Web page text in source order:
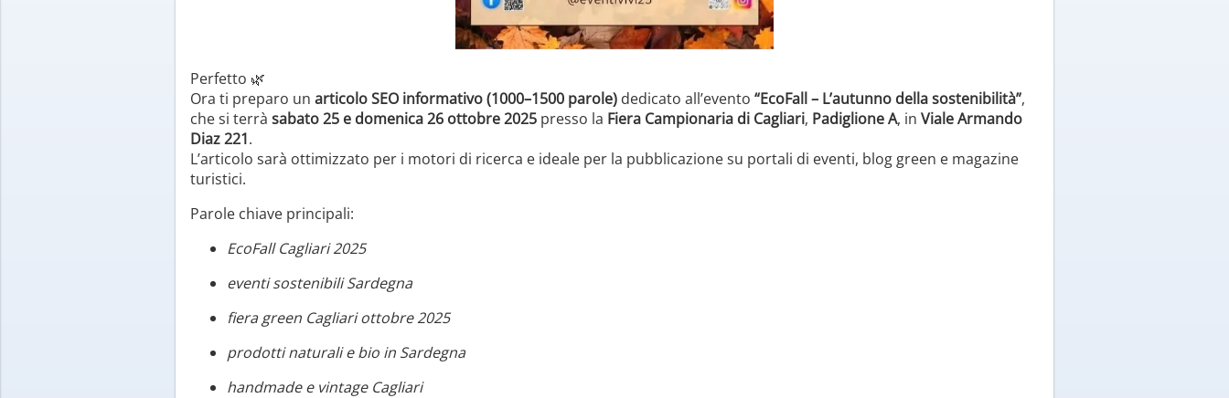
Perfetto 🌿
Ora ti preparo un articolo SEO informativo (1000–1500 parole) dedicato all’evento “EcoFall – L’autunno della sostenibilità”,
che si terrà sabato 25 e domenica 26 ottobre 2025 presso la Fiera Campionaria di Cagliari, Padiglione A, in Viale Armando
Diaz 221.
L’articolo sarà ottimizzato per i motori di ricerca e ideale per la pubblicazione su portali di eventi, blog green e magazine
turistici.
Parole chiave principali:
EcoFall Cagliari 2025
eventi sostenibili Sardegna
fiera green Cagliari ottobre 2025
prodotti naturali e bio in Sardegna
handmade e vintage Cagliari